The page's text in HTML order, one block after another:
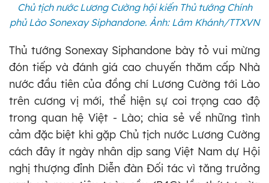
Chủ tịch nước Lương Cường hội kiến Thủ tướng Chính
phủ Lào Sonexay Siphandone. Ảnh: Lâm Khánh/TTXVN
Thủ tướng Sonexay Siphandone bày tỏ vui mừng
đón tiếp và đánh giá cao chuyến thăm cấp Nhà
nước đầu tiên của đồng chí Lương Cường tới Lào
trên cương vị mới, thể hiện sự coi trọng cao độ
trong quan hệ Việt - Lào; chia sẻ về những tình
cảm đặc biệt khi gặp Chủ tịch nước Lương Cường
cách đây ít ngày nhân dịp sang Việt Nam dự Hội
nghị thượng đỉnh Diễn đàn Đối tác vì tăng trưởng